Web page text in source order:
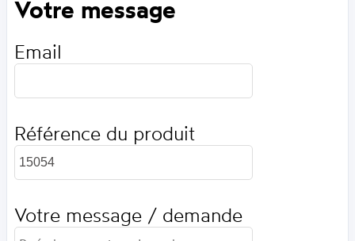
Votre message
Email
Référence du produit
Votre message / demande